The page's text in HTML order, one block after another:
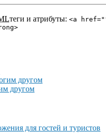
теги и атрибуты: <a
другом
для гостей и туристов